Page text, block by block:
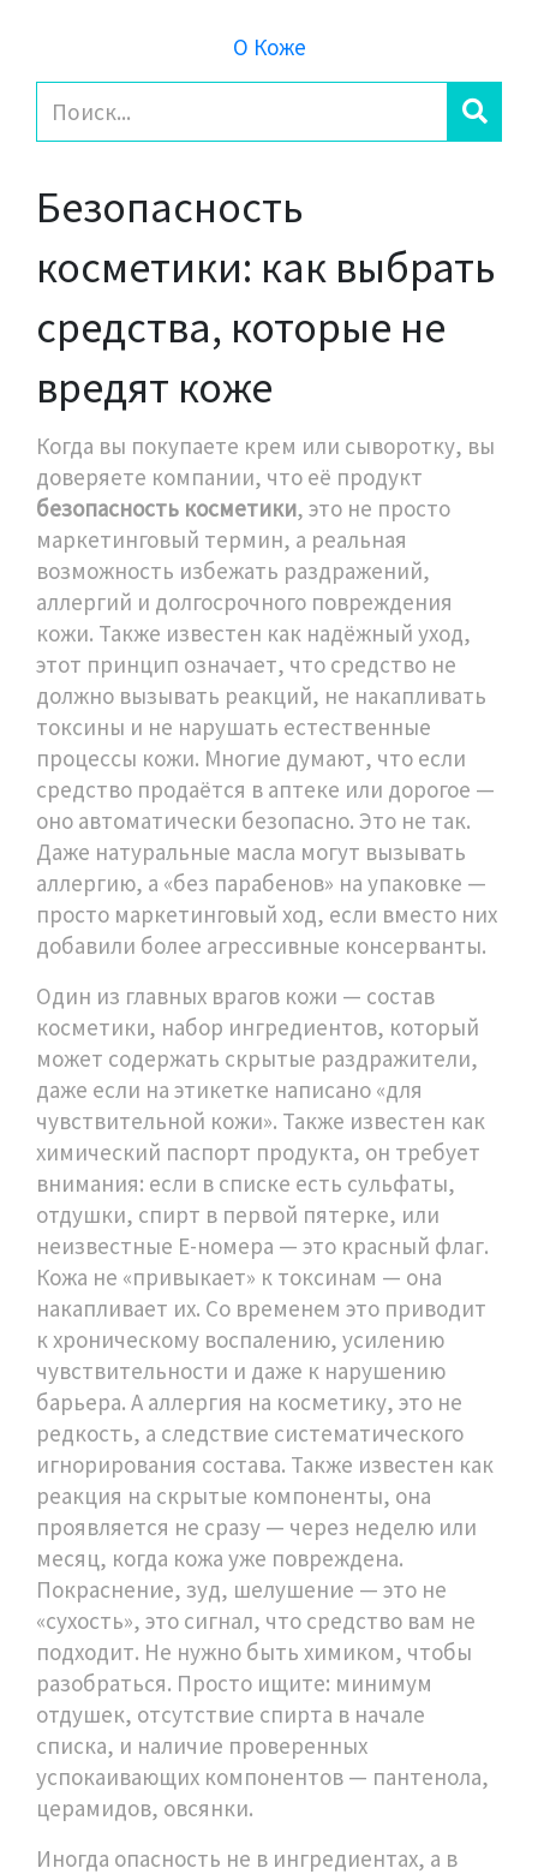
О Коже
Безопасность
косметики: как выбрать
средства, которые не
вредят коже
Когда вы покупаете крем или сыворотку, вы
доверяете компании, что её продукт
безопасность косметики, это не просто
маркетинговый термин, а реальная
возможность избежать раздражений,
аллергий и долгосрочного повреждения
кожи. Также известен как надёжный уход,
этот принцип означает, что средство не
должно вызывать реакций, не накапливать
токсины и не нарушать естественные
процессы кожи. Многие думают, что если
средство продаётся в аптеке или дорогое —
оно автоматически безопасно. Это не так.
Даже натуральные масла могут вызывать
аллергию, а «без парабенов» на упаковке —
просто маркетинговый ход, если вместо них
добавили более агрессивные консерванты.
Один из главных врагов кожи — состав
косметики, набор ингредиентов, который
может содержать скрытые раздражители,
даже если на этикетке написано «для
чувствительной кожи». Также известен как
химический паспорт продукта, он требует
внимания: если в списке есть сульфаты,
отдушки, спирт в первой пятерке, или
неизвестные E-номера — это красный флаг.
Кожа не «привыкает» к токсинам — она
накапливает их. Со временем это приводит
к хроническому воспалению, усилению
чувствительности и даже к нарушению
барьера. А аллергия на косметику, это не
редкость, а следствие систематического
игнорирования состава. Также известен как
реакция на скрытые компоненты, она
проявляется не сразу — через неделю или
месяц, когда кожа уже повреждена.
Покраснение, зуд, шелушение — это не
«сухость», это сигнал, что средство вам не
подходит. Не нужно быть химиком, чтобы
разобраться. Просто ищите: минимум
отдушек, отсутствие спирта в начале
списка, и наличие проверенных
успокаивающих компонентов — пантенола,
церамидов, овсянки.
Иногда опасность не в ингредиентах, а в